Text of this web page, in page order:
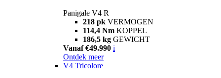
Panigale V4 R
218 pk VERMOGEN
114,4 Nm KOPPEL
186,5 kg GEWICHT
Vanaf €49.990 i
Ontdek meer
V4 Tricolore